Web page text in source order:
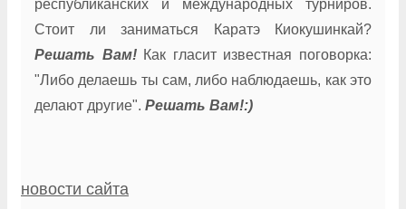
республиканских и международных турниров.
Стоит ли заниматься Каратэ Киокушинкай?
Решать Вам!Как гласит известная поговорка:
"Либо делаешь ты сам, либо наблюдаешь, как это
делают другие". Решать Вам!:)
новости сайта